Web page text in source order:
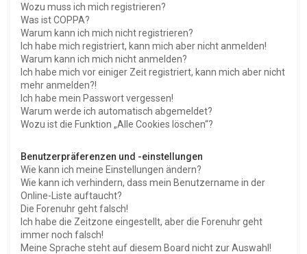
Wozu muss ich mich registrieren?
Was ist COPPA?
Warum kann ich mich nicht registrieren?
Ich habe mich registriert, kann mich aber nicht anmelden!
Warum kann ich mich nicht anmelden?
Ich habe mich vor einiger Zeit registriert, kann mich aber nicht
mehr anmelden?!
Ich habe mein Passwort vergessen!
Warum werde ich automatisch abgemeldet?
Wozu ist die Funktion „Alle Cookies löschen“?
Benutzerpräferenzen und -einstellungen
Wie kann ich meine Einstellungen ändern?
Wie kann ich verhindern, dass mein Benutzername in der
Online-Liste auftaucht?
Die Forenuhr geht falsch!
Ich habe die Zeitzone eingestellt, aber die Forenuhr geht
immer noch falsch!
Meine Sprache steht auf diesem Board nicht zur Auswahl!